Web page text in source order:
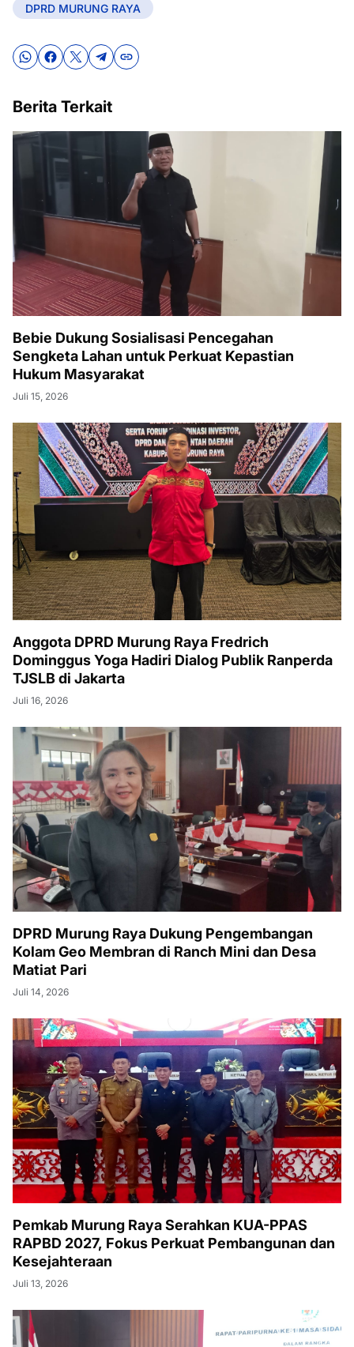
DPRD MURUNG RAYA
Berita Terkait
Bebie Dukung Sosialisasi Pencegahan
Sengketa Lahan untuk Perkuat Kepastian
Hukum Masyarakat
Juli 15, 2026
Anggota DPRD Murung Raya Fredrich
Dominggus Yoga Hadiri Dialog Publik Ranperda
TJSLB di Jakarta
Juli 16, 2026
DPRD Murung Raya Dukung Pengembangan
Kolam Geo Membran di Ranch Mini dan Desa
Matiat Pari
Juli 14, 2026
Pemkab Murung Raya Serahkan KUA-PPAS
RAPBD 2027, Fokus Perkuat Pembangunan dan
Kesejahteraan
Juli 13, 2026